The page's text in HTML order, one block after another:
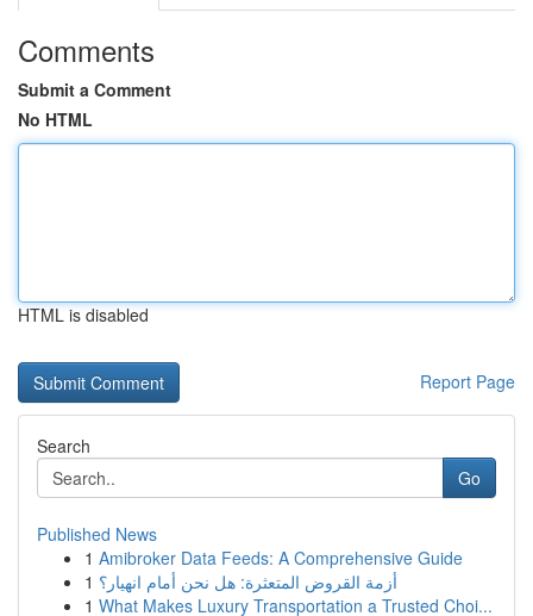
Comments
Submit a Comment
No HTML
HTML is disabled
Report Page
Search
Go
Published News
1 Amibroker Data Feeds: A Comprehensive Guide
1 أزمة القروض المتعثرة: هل نحن أمام انهيار؟
1 What Makes Luxury Transportation a Trusted Choi...